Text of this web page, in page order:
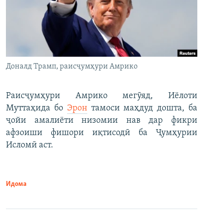
Доналд Трамп, раисҷумҳури Амрико
Раисҷумҳури Амрико мегӯяд, Иёлоти
Муттаҳида бо Эронтамоси маҳдуд дошта, ба
ҷойи амалиёти низомии нав дар фикри
афзоиши фишори иқтисодӣ ба Ҷумҳурии
Исломӣ аст.
Идома